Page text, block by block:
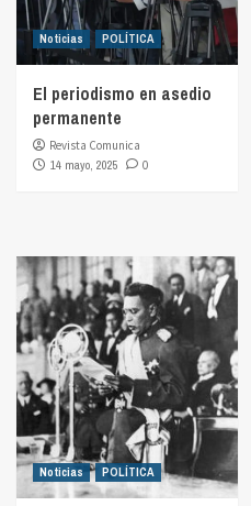
Noticias POLÍTICA
El periodismo en asedio
permanente
Revista Comunica
14 mayo, 2025
0
Noticias POLÍTICA